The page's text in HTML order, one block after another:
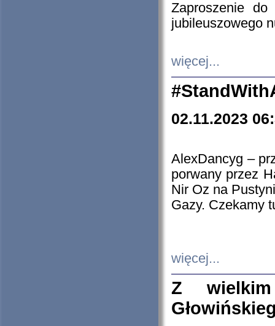
Zaproszenie do
jubileuszowego
więcej...
02.11.2023
AlexDancyg –
porwany przez
Nir Oz na
Gazy. Czekamy
więcej...
Z